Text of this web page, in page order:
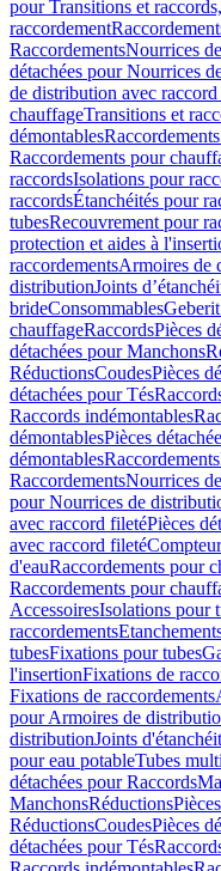
pour Transitions et
raccordement
RaccordementsNourrices
détachées pour Nourrices
de distribution avec raccord
chauffageTransitions et
démontables
Raccordements pour
raccordsIsolations pour
raccordsÉtanchéités pour
tubesRecouvrement pour
protection et aides à
raccordementsArmoires de
distributionJoints
brideConsommables
chauffageRaccordsPièces
détachées pour Manchons
RéductionsCoudesPièces
détachées pour Tés
Raccords indémontables
démontablesPièces
démontablesRaccordements
RaccordementsNourrices
pour Nourrices de
avec raccord filetéPièces
avec raccord fileté
d'eauRaccordements pour
Raccordements pour
AccessoiresIsolations pour
raccordements
tubesFixations pour tubes
l'insertionFixations de
Fixations de raccordements
pour Armoires de
distributionJoints
pour eau potableTubes
détachées pour Raccords
ManchonsRéductions
RéductionsCoudesPièces
détachées pour Tés